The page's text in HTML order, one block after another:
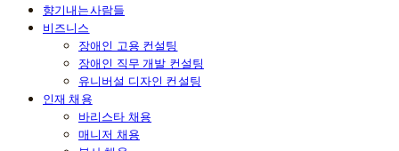
향기내는사람들
비즈니스
장애인 고용 컨설팅
장애인 직무 개발 컨설팅
유니버설 디자인 컨설팅
인재 채용
바리스타 채용
매니저 채용